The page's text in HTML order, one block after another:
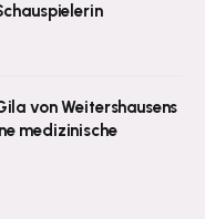
von Weitershausens
medizinische